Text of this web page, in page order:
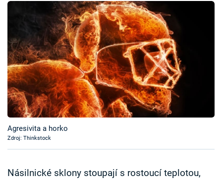
Témata
Témata
Pořady
TV Program
Časopis
Sledujte prima+
Agresivita a horko
Zdroj: Thinkstock
Násilnické sklony stoupají s rostoucí teplotou,